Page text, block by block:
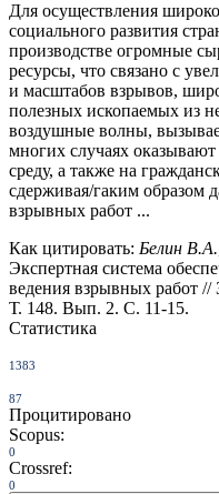
Для осуществления
социального развития
производстве огромные
ресурсы, что связано с
и масштабов взрывов,
полезных ископаемых из
воздушные волны,
многих случаях
среду, а также на
сдерживая/гаким образом
взрывных работ ...
Как цитировать: Белин В.А.
Экспертная система
ведения взрывных работ //
Т. 148. Вып. 2. С. 11-15.
Статистика
1383
87
Процитировано
Scopus:
0
Crossref:
0